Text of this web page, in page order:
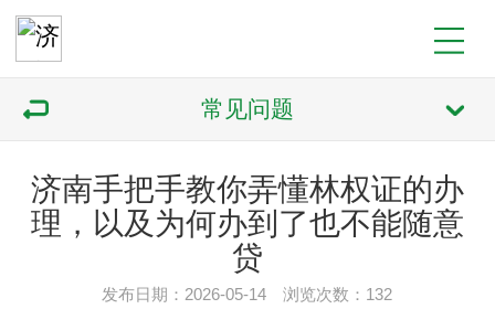
常见问题
济南手把手教你弄懂林权证的办
理，以及为何办到了也不能随意
贷
发布日期：2026-05-14 浏览次数：132